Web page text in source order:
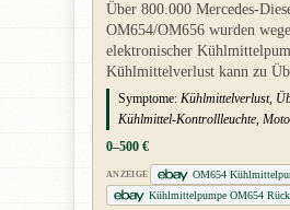
Über 800.000 Mercedes-
OM654/OM656 wurden
elektronischer
Kühlmittelverlust kann zu
Symptome: Kühlmittelverlust,
Kühlmittel-Kontrollleuchte,
0–500 €
ANZEIGE
OM654
Kühlmittelpumpe OM654